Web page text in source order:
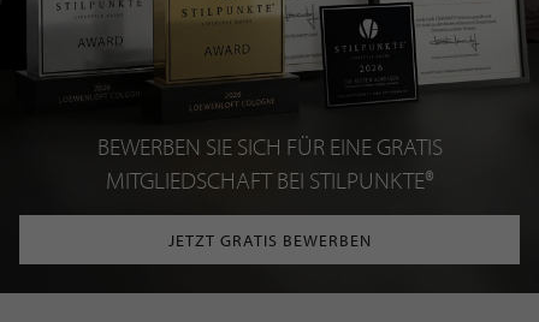
BEWERBEN SIE SICH FÜR EINE GRATIS
MITGLIEDSCHAFT BEI STILPUNKTE®
JETZT GRATIS BEWERBEN